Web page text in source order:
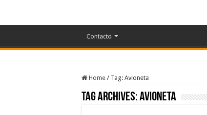
Contacto
Home / Tag: Avioneta
Tag Archives:Avioneta